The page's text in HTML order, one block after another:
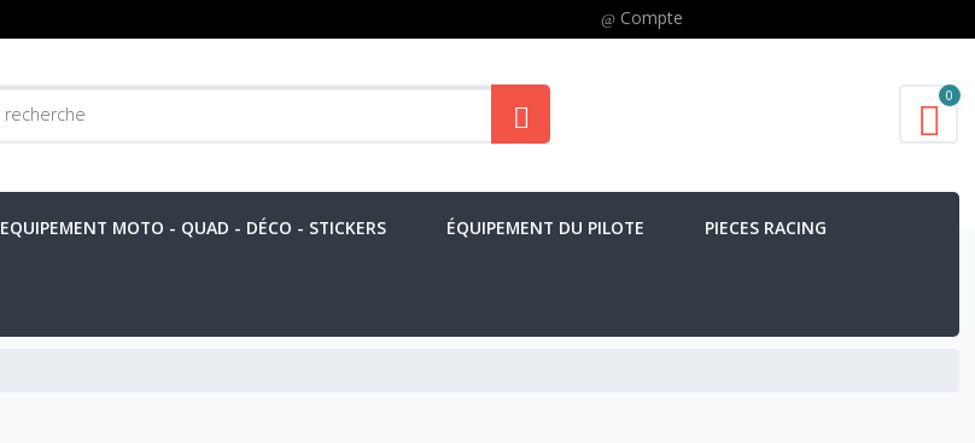
Compte
0
EQUIPEMENT MOTO - QUAD - DÉCO - STICKERS ÉQUIPEMENT DU PILOTE PIECES RACING